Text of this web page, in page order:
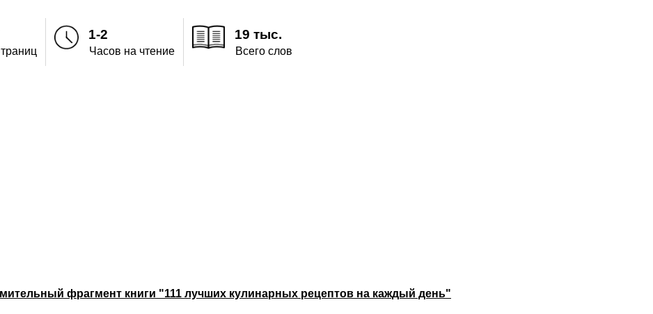
1-2
Часов на чтение
19 тыс.
Всего слов
фрагмент книги "111 лучших кулинарных рецептов на каждый день"